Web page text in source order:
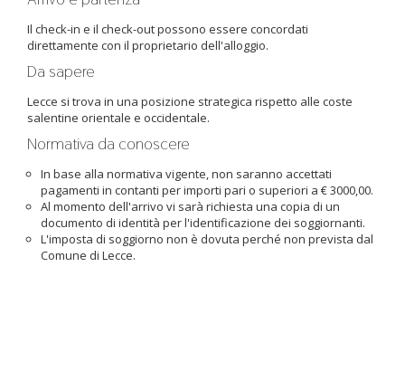
Il check-in e il check-out possono essere concordati
direttamente con il proprietario dell'alloggio.
Da sapere
Lecce si trova in una posizione strategica rispetto alle coste
salentine orientale e occidentale.
Normativa da conoscere
In base alla normativa vigente, non saranno accettati
pagamenti in contanti per importi pari o superiori a € 3000,00.
Al momento dell'arrivo vi sarà richiesta una copia di un
documento di identità per l'identificazione dei soggiornanti.
L'imposta di soggiorno non è dovuta perché non prevista dal
Comune di Lecce.